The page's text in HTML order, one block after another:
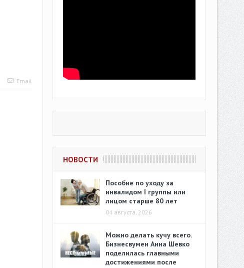
Email
НОВОСТИ
Пособие по уходу за
инвалидом I группы или
лицом старше 80 лет
04 августа, 2026
Можно делать кучу всего.
Бизнесвумен Анна Шевко
поделилась главными
достижениями после